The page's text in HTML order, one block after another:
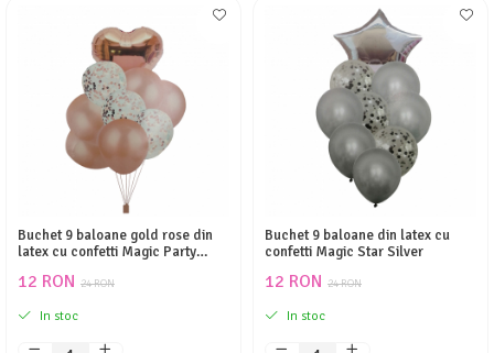
Buchet 9 baloane gold rose din
latex cu confetti Magic Party
24 RON
12 RON
In stoc
Buchet 9 baloane din latex cu
confetti Magic Star Silver
24 RON
12 RON
In stoc